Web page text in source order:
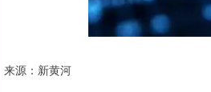
来源：新黄河